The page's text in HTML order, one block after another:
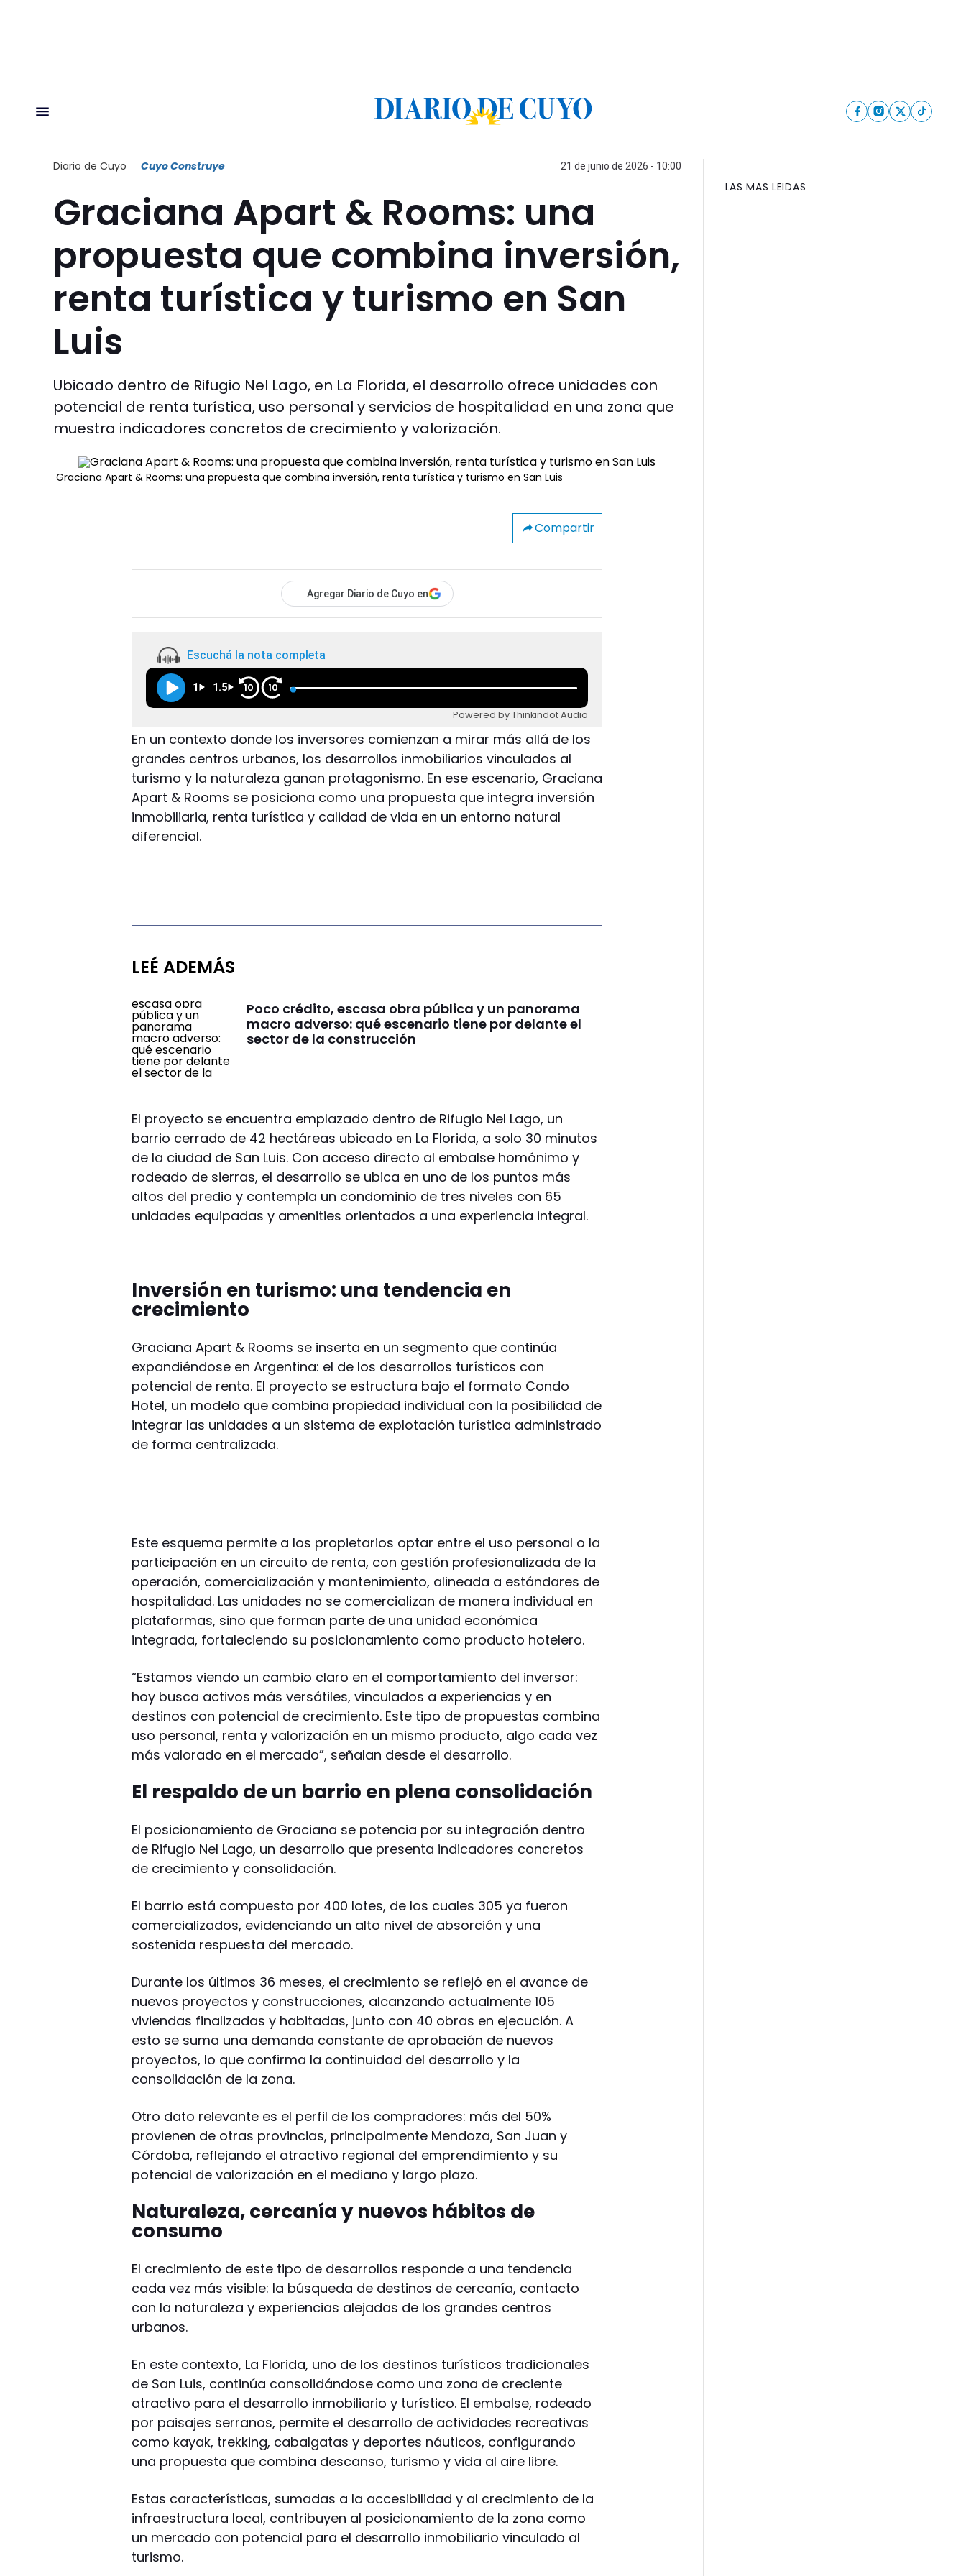
Diario de Cuyo Cuyo Construye 21 de junio de 2026 - 10:00
Graciana Apart & Rooms: una
propuesta que combina inversión,
renta turística y turismo en San
Luis
Ubicado dentro de Rifugio Nel Lago, en La Florida, el desarrollo ofrece unidades con
potencial de renta turística, uso personal y servicios de hospitalidad en una zona que
muestra indicadores concretos de crecimiento y valorización.
Graciana Apart & Rooms: una propuesta que combina inversión, renta turística y turismo en San Luis
Compartir
Agregar Diario de Cuyo en
Escuchá la nota completa
1 1.5 10 10
Powered by Thinkindot Audio
En un contexto donde los inversores comienzan a mirar más allá de los
grandes centros urbanos, los desarrollos inmobiliarios vinculados al
turismo y la naturaleza ganan protagonismo. En ese escenario, Graciana
Apart & Rooms se posiciona como una propuesta que integra inversión
inmobiliaria, renta turística y calidad de vida en un entorno natural
diferencial.
LEÉ ADEMÁS
Poco crédito, escasa obra pública y un panorama
macro adverso: qué escenario tiene por delante el
sector de la construcción
El proyecto se encuentra emplazado dentro de Rifugio Nel Lago, un
barrio cerrado de 42 hectáreas ubicado en La Florida, a solo 30 minutos
de la ciudad de San Luis. Con acceso directo al embalse homónimo y
rodeado de sierras, el desarrollo se ubica en uno de los puntos más
altos del predio y contempla un condominio de tres niveles con 65
unidades equipadas y amenities orientados a una experiencia integral.
Inversión en turismo: una tendencia en
crecimiento
Graciana Apart & Rooms se inserta en un segmento que continúa
expandiéndose en Argentina: el de los desarrollos turísticos con
potencial de renta. El proyecto se estructura bajo el formato Condo
Hotel, un modelo que combina propiedad individual con la posibilidad de
integrar las unidades a un sistema de explotación turística administrado
de forma centralizada.
Este esquema permite a los propietarios optar entre el uso personal o la
participación en un circuito de renta, con gestión profesionalizada de la
operación, comercialización y mantenimiento, alineada a estándares de
hospitalidad. Las unidades no se comercializan de manera individual en
plataformas, sino que forman parte de una unidad económica
integrada, fortaleciendo su posicionamiento como producto hotelero.
“Estamos viendo un cambio claro en el comportamiento del inversor:
hoy busca activos más versátiles, vinculados a experiencias y en
destinos con potencial de crecimiento. Este tipo de propuestas combina
uso personal, renta y valorización en un mismo producto, algo cada vez
más valorado en el mercado”, señalan desde el desarrollo.
El respaldo de un barrio en plena consolidación
El posicionamiento de Graciana se potencia por su integración dentro
de Rifugio Nel Lago, un desarrollo que presenta indicadores concretos
de crecimiento y consolidación.
El barrio está compuesto por 400 lotes, de los cuales 305 ya fueron
comercializados, evidenciando un alto nivel de absorción y una
sostenida respuesta del mercado.
Durante los últimos 36 meses, el crecimiento se reflejó en el avance de
nuevos proyectos y construcciones, alcanzando actualmente 105
viviendas finalizadas y habitadas, junto con 40 obras en ejecución. A
esto se suma una demanda constante de aprobación de nuevos
proyectos, lo que confirma la continuidad del desarrollo y la
consolidación de la zona.
Otro dato relevante es el perfil de los compradores: más del 50%
provienen de otras provincias, principalmente Mendoza, San Juan y
Córdoba, reflejando el atractivo regional del emprendimiento y su
potencial de valorización en el mediano y largo plazo.
Naturaleza, cercanía y nuevos hábitos de
consumo
El crecimiento de este tipo de desarrollos responde a una tendencia
cada vez más visible: la búsqueda de destinos de cercanía, contacto
con la naturaleza y experiencias alejadas de los grandes centros
urbanos.
En este contexto, La Florida, uno de los destinos turísticos tradicionales
de San Luis, continúa consolidándose como una zona de creciente
atractivo para el desarrollo inmobiliario y turístico. El embalse, rodeado
por paisajes serranos, permite el desarrollo de actividades recreativas
como kayak, trekking, cabalgatas y deportes náuticos, configurando
una propuesta que combina descanso, turismo y vida al aire libre.
Estas características, sumadas a la accesibilidad y al crecimiento de la
infraestructura local, contribuyen al posicionamiento de la zona como
un mercado con potencial para el desarrollo inmobiliario vinculado al
turismo.
LAS MAS LEIDAS